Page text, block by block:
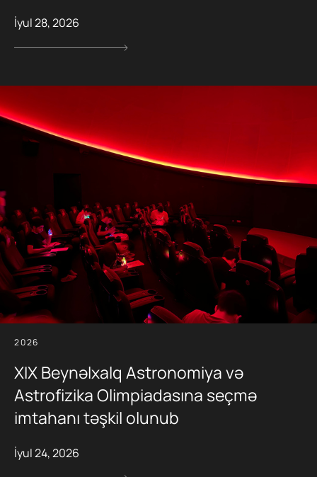
İyul 28, 2026
2026
XIX Beynəlxalq Astronomiya və
Astrofizika Olimpiadasına seçmə
imtahanı təşkil olunub
İyul 24, 2026